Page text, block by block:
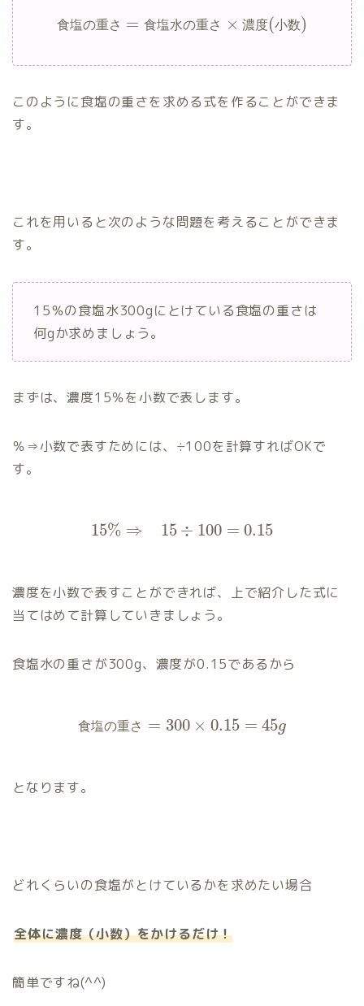
食塩の重さ = 食塩水の重さ × 濃度(小数)
このように食塩の重さを求める式を作ることができま
す。
これを用いると次のような問題を考えることができま
す。
15％の食塩水300gにとけている食塩の重さは
何gか求めましょう。
まずは、濃度15％を小数で表します。
％⇒小数で表すためには、÷100を計算すればOKで
す。
15% ⇒ 15 ÷ 100 = 0.15
濃度を小数で表すことができれば、上で紹介した式に
当てはめて計算していきましょう。
食塩水の重さが300g、濃度が0.15であるから
食塩の重さ = 300 × 0.15 = 45g
となります。
どれくらいの食塩がとけているかを求めたい場合
全体に濃度（小数）をかけるだけ！
簡単ですね(^^)